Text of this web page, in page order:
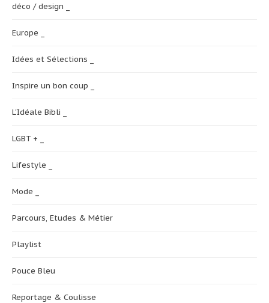
déco / design _
Europe _
Idées et Sélections _
Inspire un bon coup _
L'Idéale Bibli _
LGBT + _
Lifestyle _
Mode _
Parcours, Etudes & Métier
Playlist
Pouce Bleu
Reportage & Coulisse